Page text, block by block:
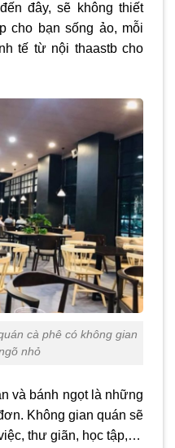
đây, sẽ không thiết
cho bạn sống ảo, mỗi
tế từ nội thaastb cho
cà phê có không gian
nhỏ
và bánh ngọt là những
Không gian quán sẽ
thư giãn, học tập,…